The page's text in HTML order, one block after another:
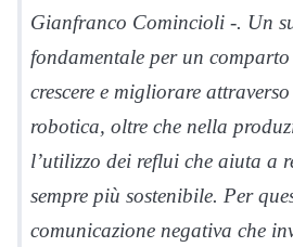
Gianfranco Comincioli -. Un
fondamentale per un
crescere e migliorare
robotica, oltre che nella
l’utilizzo dei reflui che aiuta a
sempre più sostenibile. Per
comunicazione negativa che